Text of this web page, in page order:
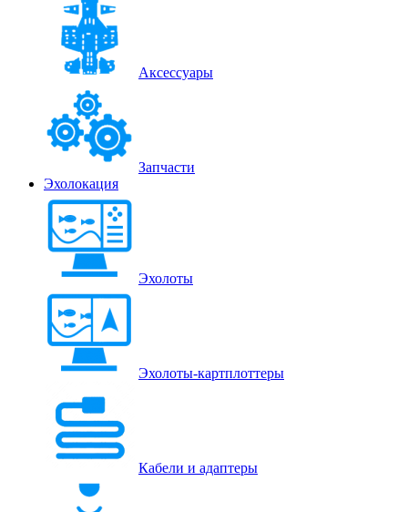
Аксессуары
Запчасти
Эхолокация
Эхолоты
Эхолоты-картплоттеры
Кабели и адаптеры